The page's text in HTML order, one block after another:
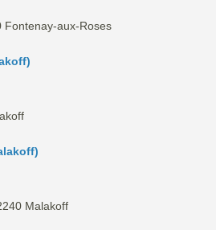
Fontenay-aux-Roses
Malakoff